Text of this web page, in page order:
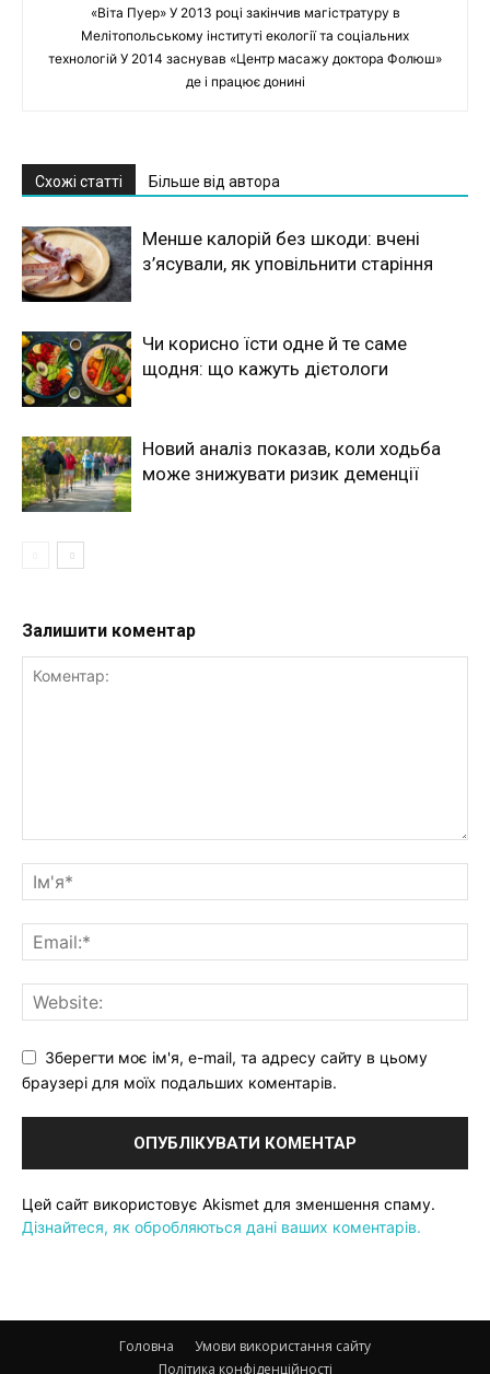
«Віта Пуер» У 2013 році закінчив магістратуру в
Мелітопольському інституті екології та соціальних
технологій У 2014 заснував «Центр масажу доктора Фолюш»
де і працює донині
Схожі статті Більше від автора
Менше калорій без шкоди: вчені
з’ясували, як уповільнити старіння
Чи корисно їсти одне й те саме
щодня: що кажуть дієтологи
Новий аналіз показав, коли ходьба
може знижувати ризик деменції
Залишити коментар
Зберегти моє ім'я, e-mail, та адресу сайту в цьому
браузері для моїх подальших коментарів.
Цей сайт використовує Akismet для зменшення спаму.
Дізнайтеся, як обробляються дані ваших коментарів.
Головна
Умови використання сайту
Політика конфіденційності